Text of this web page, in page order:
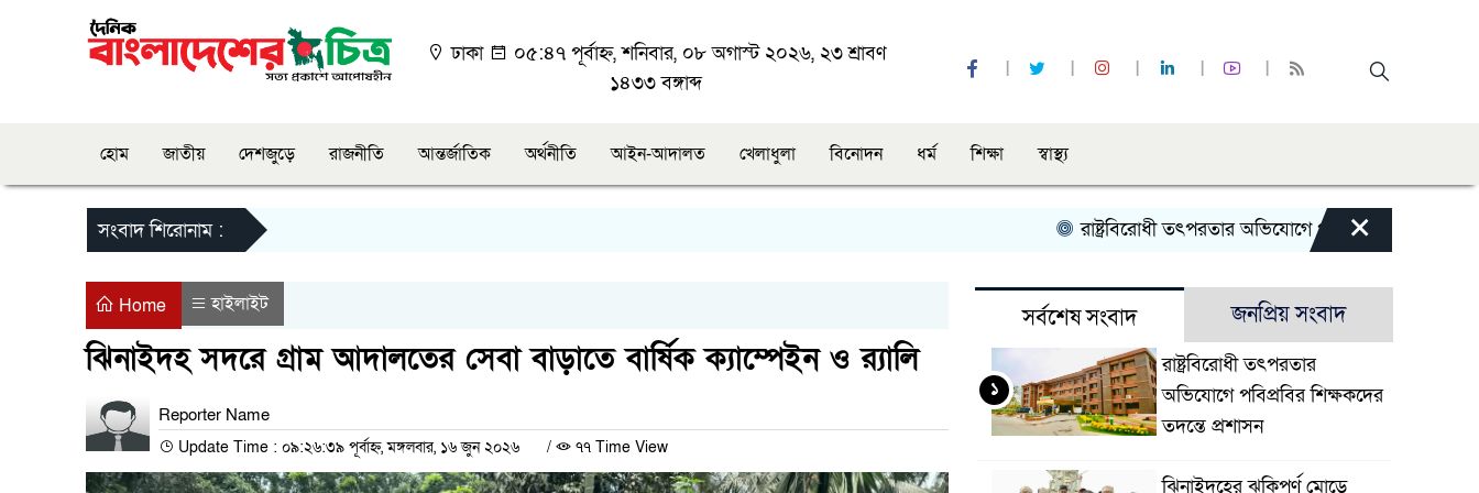
ঢাকা
০৫:৪৭ পূর্বাহ্ন, শনিবার, ০৮ অগাস্ট ২০২৬, ২৩ শ্রাবণ
১৪৩৩ বঙ্গাব্দ
হোম জাতীয় দেশজুড়ে রাজনীতি আন্তর্জাতিক অর্থনীতি আইন-আদালত খেলাধুলা বিনোদন ধর্ম শিক্ষা স্বাস্থ্য
সংবাদ শিরোনাম : রাষ্ট্রবিরোধী তৎপরতার অভিযোগে পবিপ্রবির শিক্ষকদের তদন্তে
×
Home হাইলাইট
ঝিনাইদহ সদরে গ্রাম আদালতের সেবা বাড়াতে বার্ষিক ক্যাম্পেইন ও র‍্যালি
Reporter Name
Update Time : ০৯:২৬:৩৯ পূর্বাহ্ন, মঙ্গলবার, ১৬ জুন ২০২৬ / ৭৭ Time View
সর্বশেষ সংবাদ জনপ্রিয় সংবাদ
রাষ্ট্রবিরোধী তৎপরতার
অভিযোগে পবিপ্রবির শিক্ষকদের
তদন্তে প্রশাসন
১
ঝিনাইদহের ঝুকিপূর্ণ মোড়ে